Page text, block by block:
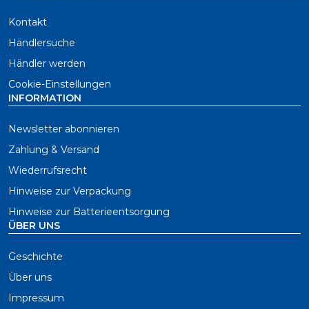
Kontakt
Händlersuche
Händler werden
Cookie-Einstellungen
INFORMATION
Newsletter abonnieren
Zahlung & Versand
Wiederrufsrecht
Hinweise zur Verpackung
Hinweise zur Batterieentsorgung
ÜBER UNS
Geschichte
Über uns
Impressum